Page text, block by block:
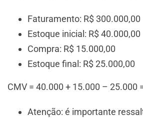
Faturamento: R$ 300.000,00
Estoque inicial: R$ 40.000,00
Compra: R$ 15.000,00
Estoque final: R$ 25.000,00
CMV = 40.000 + 15.000 – 25.000
Atenção: é importante